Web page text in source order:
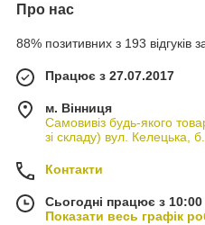
Про нас
88% позитивних з 193 відгуків
Працює з 27.07.2017
м. Вінниця
Самовивіз будь-якого
зі складу) вул. Келецька,
Контакти
Сьогодні працює з
Показати весь графік